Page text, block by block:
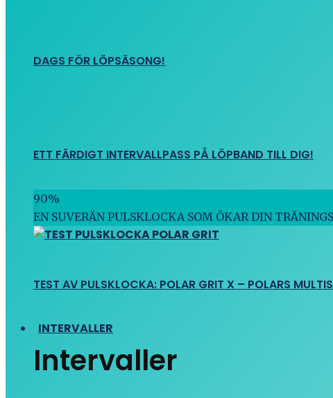
DAGS FÖR LÖPSÄSONG!
ETT FÄRDIGT INTERVALLPASS PÅ LÖPBAND TILL DIG!
90%
EN SUVERÄN PULSKLOCKA SOM ÖKAR DIN
TEST AV PULSKLOCKA: POLAR GRIT X – POLARS
INTERVALLER
Intervaller